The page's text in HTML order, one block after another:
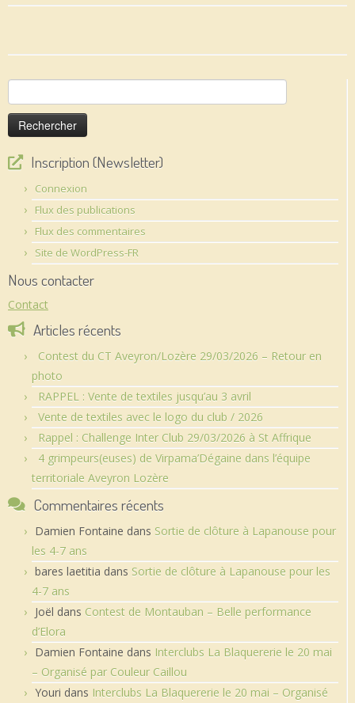
Rechercher :
Inscription (Newsletter)
Connexion
Flux des publications
Flux des commentaires
Site de WordPress-FR
Nous contacter
Contact
Articles récents
Contest du CT Aveyron/Lozère 29/03/2026 – Retour en
photo
RAPPEL : Vente de textiles jusqu’au 3 avril
Vente de textiles avec le logo du club / 2026
Rappel : Challenge Inter Club 29/03/2026 à St Affrique
4 grimpeurs(euses) de Virpama’Dégaine dans l’équipe
territoriale Aveyron Lozère
Commentaires récents
Damien Fontaine dans Sortie de clôture à Lapanouse pour
les 4-7 ans
bares laetitia dans Sortie de clôture à Lapanouse pour les
4-7 ans
Joël dans Contest de Montauban – Belle performance
d’Elora
Damien Fontaine dans Interclubs La Blaquererie le 20 mai
– Organisé par Couleur Caillou
Youri dans Interclubs La Blaquererie le 20 mai – Organisé